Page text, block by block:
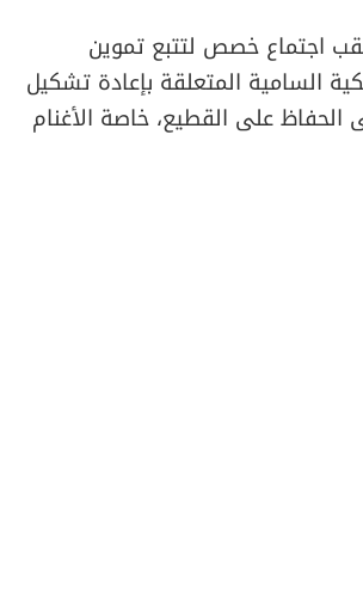
عقب اجتماع خصص لتتبع تموين
السامية المتعلقة بإعادة تشكيل
الحفاظ على القطيع، خاصة الأغنام